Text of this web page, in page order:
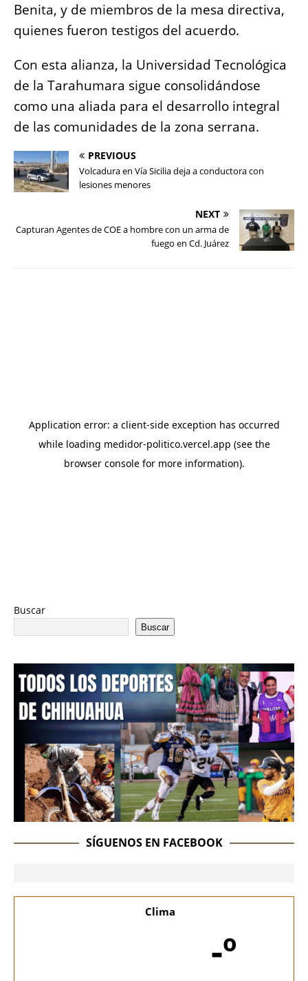
Benita, y de miembros de la mesa directiva,
quienes fueron testigos del acuerdo.
Con esta alianza, la Universidad Tecnológica
de la Tarahumara sigue consolidándose
como una aliada para el desarrollo integral
de las comunidades de la zona serrana.
PREVIOUS
Volcadura en Vía Sicilia deja a conductora con
lesiones menores
NEXT
Capturan Agentes de COE a hombre con un arma de
fuego en Cd. Juárez
Buscar
Buscar
SÍGUENOS EN FACEBOOK
Clima
-º